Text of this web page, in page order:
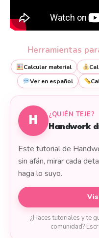
Herramientas
Calcular material
Ver en español
H
¿QUIÉN TEJE?
Handwork
Este tutorial de
sin afán, mirar cada
haga lo suyo.
¿Haces tutoriales y te
comunidad?